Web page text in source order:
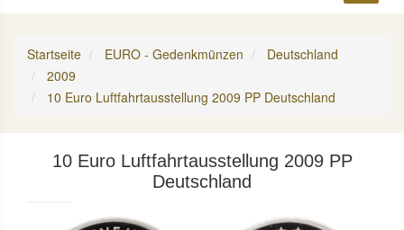
Startseite EURO - Gedenkmünzen
Deutschland
2009
10 Euro Luftfahrtausstellung 2009 PP Deutschland
10 Euro Luftfahrtausstellung 2009 PP
Deutschland